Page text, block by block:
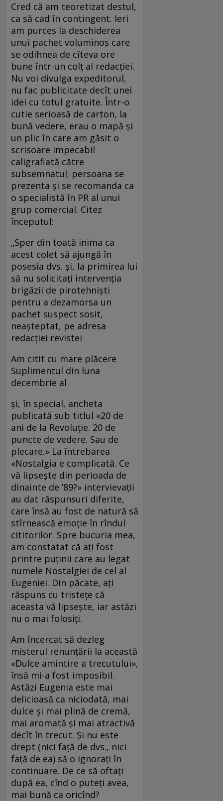
Cred că am teoretizat destul,
ca să cad în contingent. Ieri
am purces la deschiderea
unui pachet voluminos care
se odihnea de cîteva ore
bune într-un colţ al redacţiei.
Nu voi divulga expeditorul,
nu fac publicitate decît unei
idei cu totul gratuite. Într-o
cutie serioasă de carton, la
bună vedere, erau o mapă şi
un plic în care am găsit o
scrisoare impecabil
caligrafiată către
subsemnatul; persoana se
prezenta şi se recomanda ca
o specialistă în PR al unui
grup comercial. Citez
începutul:
„Sper din toată inima ca
acest colet să ajungă în
posesia dvs. şi, la primirea lui
să nu solicitaţi intervenţia
brigăzii de pirotehnişti
pentru a dezamorsa un
pachet suspect sosit,
neaşteptat, pe adresa
redacţiei revistei
Am citit cu mare plăcere
Suplimentul din luna
decembrie al
şi, în special, ancheta
publicată sub titlul «20 de
ani de la Revoluţie. 20 de
puncte de vedere. Sau de
plecare.» La întrebarea
«Nostalgia e complicată. Ce
vă lipseşte din perioada de
dinainte de ’89?» intervievaţii
au dat răspunsuri diferite,
care însă au fost de natură să
stîrnească emoţie în rîndul
cititorilor. Spre bucuria mea,
am constatat că aţi fost
printre puţinii care au legat
numele Nostalgiei de cel al
Eugeniei. Din păcate, aţi
răspuns cu tristeţe că
aceasta vă lipseşte, iar astăzi
nu o mai folosiţi.
Am încercat să dezleg
misterul renunţării la această
«Dulce amintire a trecutului»,
însă mi-a fost imposibil.
Astăzi Eugenia este mai
delicioasă ca niciodată, mai
dulce şi mai plină de cremă,
mai aromată şi mai atractivă
decît în trecut. Şi nu este
drept (nici faţă de dvs., nici
faţă de ea) să o ignoraţi în
continuare. De ce să oftaţi
după ea, cînd o puteţi avea,
mai bună ca oricînd?